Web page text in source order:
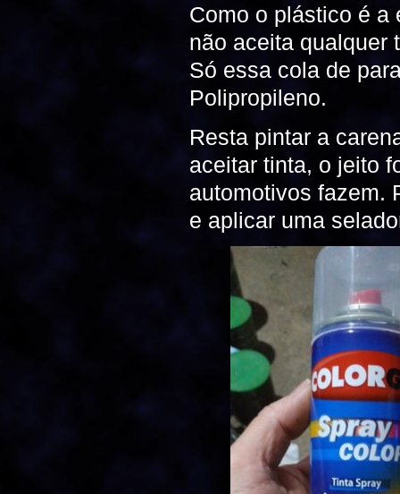
Como o plástico é a
não aceita qualquer
Só essa cola de
Polipropileno.
Resta pintar a
aceitar tinta, o jeito
automotivos fazem.
e aplicar uma